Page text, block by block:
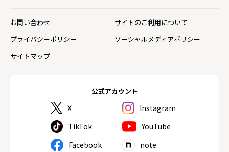
公式アカウント
X
Instagram
TikTok
YouTube
Facebook
note
お問い合わせ
サイトのご利用について
プライバシーポリシー
ソーシャルメディアポリシー
サイトマップ